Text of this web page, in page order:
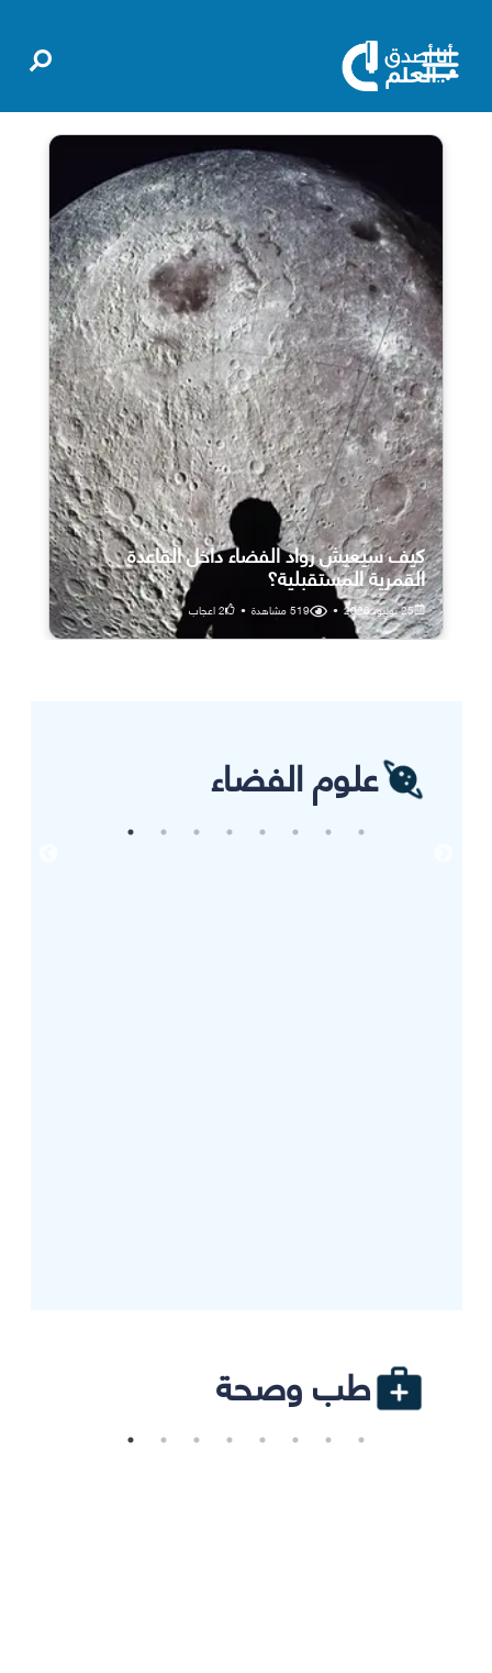
كيف سيعيش رواد الفضاء داخل القاعدة
القمرية المستقبلية؟
25 يوليو، 2026 •
519مشاهدة •
2اعجاب
علوم الفضاء
طب وصحة